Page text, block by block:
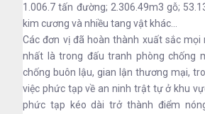
1.006.7 tấn đường; 2.306.49m3 gỗ;
kim cương và nhiều tang vật khác...
Các đơn vị đã hoàn thành xuất sắc mọi
nhất là trong đấu tranh phòng chống
chống buôn lậu, gian lận thương mại,
việc phức tạp về an ninh trật tự ở khu
phức tạp kéo dài trở thành điểm